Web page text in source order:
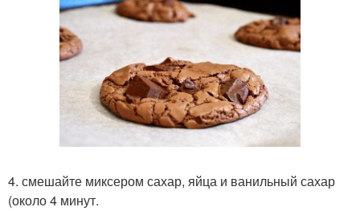
4. смешайте миксером сахар, яйца и ванильный сахар
(около 4 минут.